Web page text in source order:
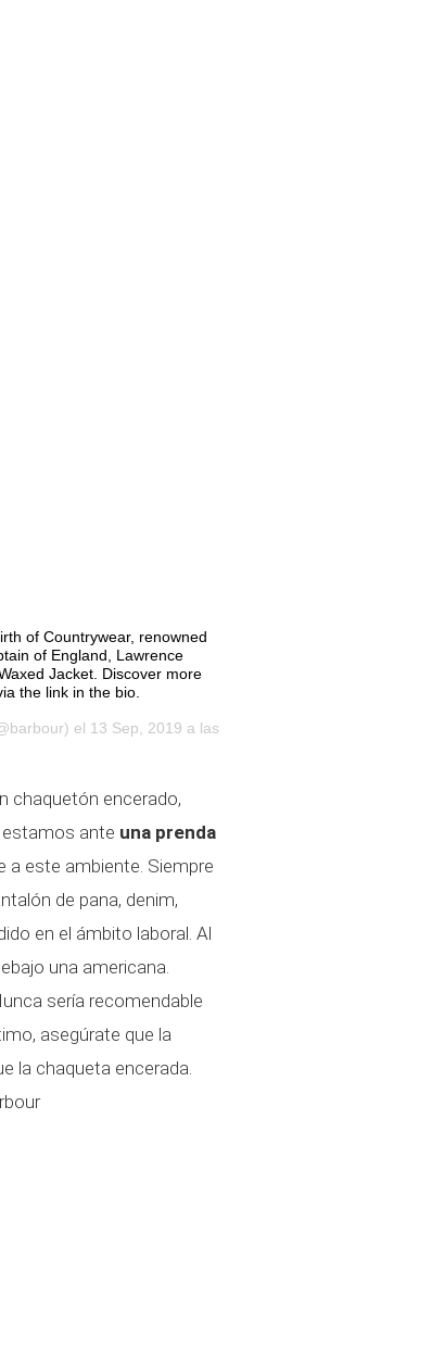
of Countrywear, renowned
of England, Lawrence
Jacket. Discover more
the link in the bio.
el 13 Sep, 2019 a las
chaquetón encerado,
estamos ante una prenda
a este ambiente. Siempre
de pana, denim,
en el ámbito laboral. Al
una americana.
sería recomendable
asegúrate que la
la chaqueta encerada.